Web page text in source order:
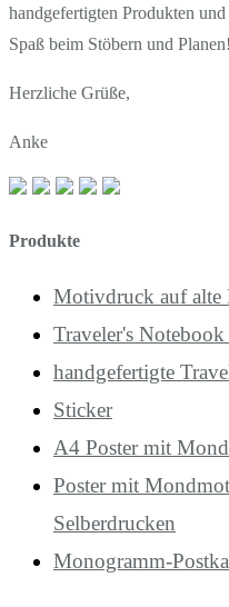
handgefertigten Produkten
Spaß beim Stöbern und Planen!
Herzliche Grüße,
Anke
Produkte
Motivdruck auf alte
Traveler's
handgefertigte
Sticker
A4 Poster mit
Poster mit
Selberdrucken
Monogramm-